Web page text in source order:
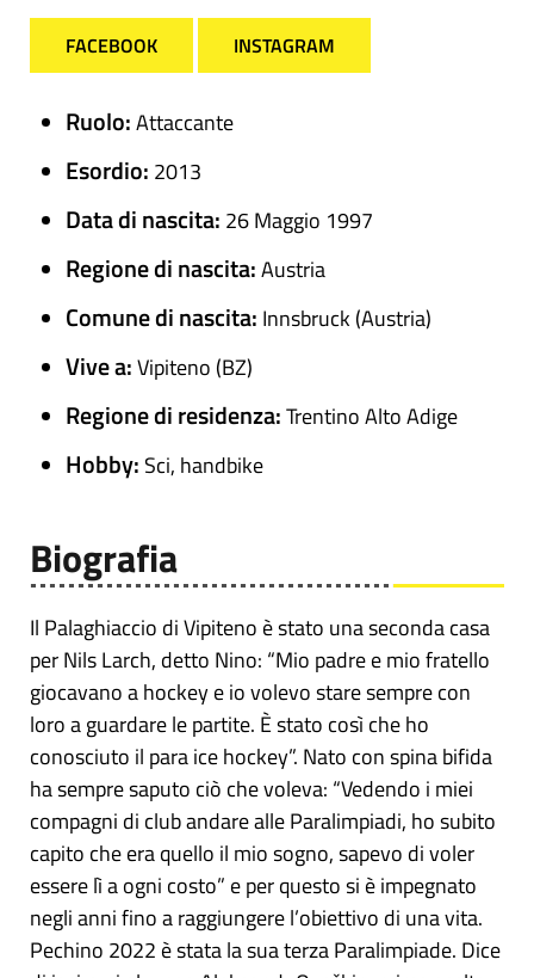
FACEBOOK INSTAGRAM
Ruolo:Attaccante
Esordio: 2013
Data di nascita: 26 Maggio 1997
Regione di nascita:Austria
Comune di nascita: Innsbruck (Austria)
Vive a:Vipiteno (BZ)
Regione di residenza:Trentino Alto Adige
Hobby: Sci, handbike
Biografia
Il Palaghiaccio di Vipiteno è stato una seconda casa
per Nils Larch, detto Nino: “Mio padre e mio fratello
giocavano a hockey e io volevo stare sempre con
loro a guardare le partite. È stato così che ho
conosciuto il para ice hockey”. Nato con spina bifida
ha sempre saputo ciò che voleva: “Vedendo i miei
compagni di club andare alle Paralimpiadi, ho subito
capito che era quello il mio sogno, sapevo di voler
essere lì a ogni costo” e per questo si è impegnato
negli anni fino a raggiungere l’obiettivo di una vita.
Pechino 2022 è stata la sua terza Paralimpiade. Dice